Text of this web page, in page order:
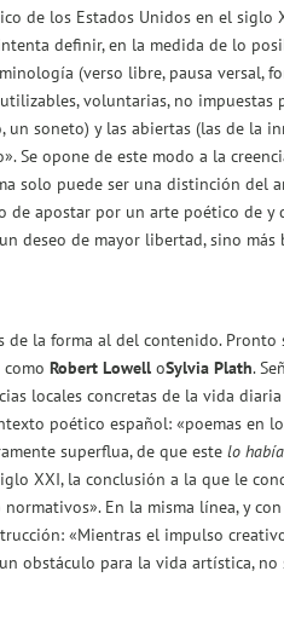
de los Estados Unidos en el siglo
definir, en la medida de lo
(verso libre, pausa versal,
voluntarias, no impuestas
un soneto) y las abiertas (las de la
Se opone de este modo a la
solo puede ser una distinción del
de apostar por un arte poético de y
deseo de mayor libertad, sino más
la forma al del contenido. Pronto
Robert LowelloSylvia Plath.
locales concretas de la vida
poético español: «poemas en
superflua, de que este lo había
XXI, la conclusión a la que le
En la misma línea, y
«Mientras el impulso
obstáculo para la vida artística, no